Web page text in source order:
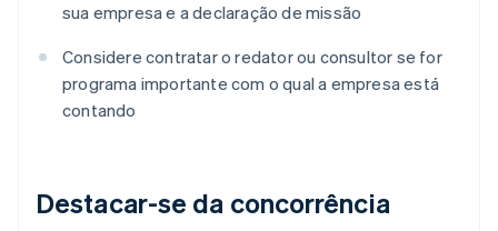
sua empresa e a declaração de missão
Considere contratar o redator ou consultor se for
programa importante com o qual a empresa está
contando
Destacar-se da concorrência